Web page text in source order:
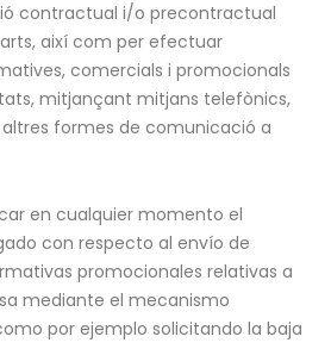
contractual i/o precontractual
així com per efectuar
comercials i promocionals
mitjançant mitjans telefònics,
formes de comunicació a
en cualquier momento el
con respecto al envío de
promocionales relativas a
mediante el mecanismo
por ejemplo solicitando la baja